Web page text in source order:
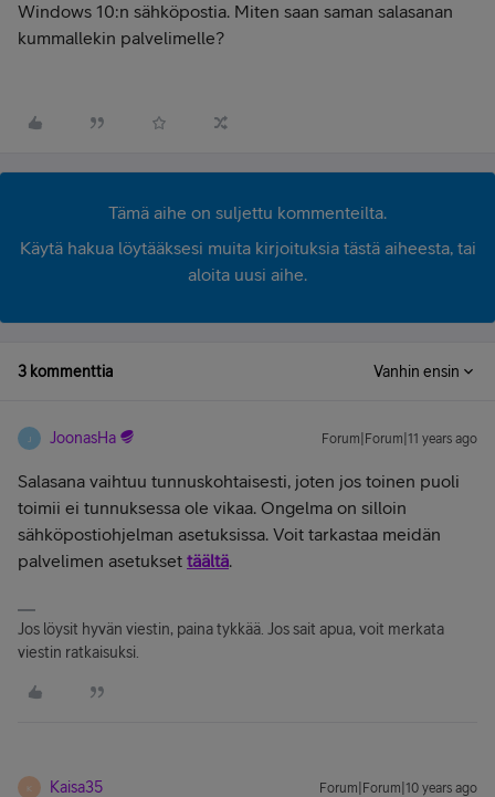
Windows 10:n sähköpostia. Miten saan saman salasanan
kummallekin palvelimelle?
Tämä aihe on suljettu kommenteilta.
Käytä hakua löytääksesi muita kirjoituksia tästä aiheesta, tai
aloita uusi aihe.
3 kommenttia Vanhin ensin
J JoonasHa Forum|Forum|11 years ago
Salasana vaihtuu tunnuskohtaisesti, joten jos toinen puoli
toimii ei tunnuksessa ole vikaa. Ongelma on silloin
sähköpostiohjelman asetuksissa. Voit tarkastaa meidän
palvelimen asetukset täältä.
Jos löysit hyvän viestin, paina tykkää. Jos sait apua, voit merkata
viestin ratkaisuksi.
K Kaisa35 Forum|Forum|10 years ago